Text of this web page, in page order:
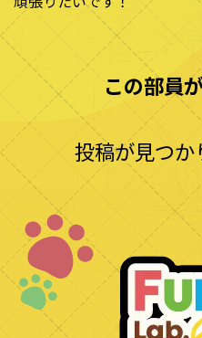
この部員
投稿が見つか